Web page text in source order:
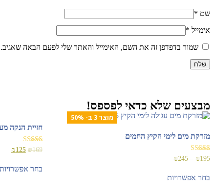
שם *
אימייל *
שמור בדפדפן זה את השם, האימייל והאתר שלי לפעם הבאה שאגיב.
מבצעים שלא כדאי לפספס!
מוצר 3 ב- 50%
מזרקת מים לימי הקיץ החמים
דורג₪195
–
₪245
בחר אפשרויות
חזיית הנקה
דורג₪169
₪125
בחר אפשרויות